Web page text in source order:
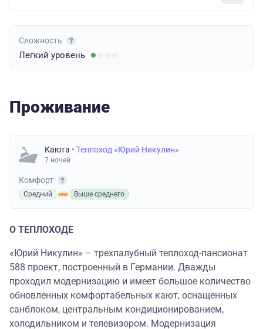
Сложность
Легкий уровень
Проживание
Каюта • Теплоход «Юрий Никулин»
7 ночей
Комфорт
Средний Выше среднего
О ТЕПЛОХОДЕ
«Юрий Никулин» – трехпалубный теплоход-пансионат
588 проект, построенный в Германии. Дважды
проходил модернизацию и имеет большое количество
обновленных комфортабельных кают, оснащенных
санблоком, центральным кондиционированием,
холодильником и телевизором. Модернизация